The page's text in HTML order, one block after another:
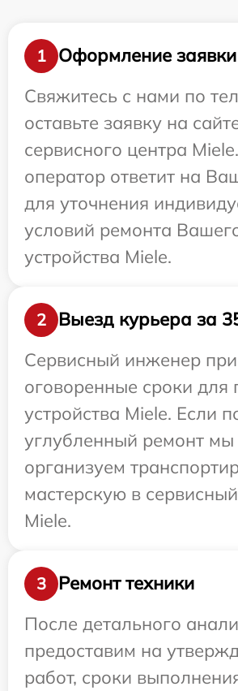
1
Оформление заявки
Свяжитесь с нами по
оставьте заявку на
сервисного центра
оператор ответит на
для уточнения
условий ремонта
устройства Miele.
2
Выезд курьера за
Сервисный инженер
оговоренные сроки для
устройства Miele. Если
углубленный ремонт мы
организуем
мастерскую в
Miele.
3
Ремонт техники
После детального
предоставим на
работ, сроки